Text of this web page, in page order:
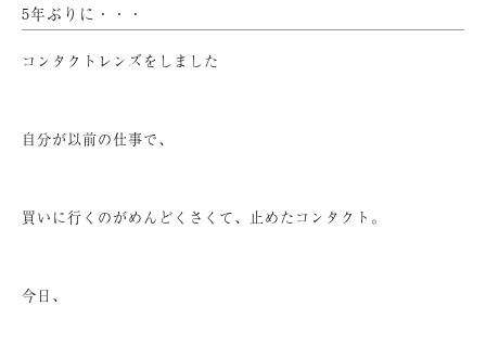
5年ぶりに・・・
コンタクトレンズをしました
自分が以前の仕事で、
買いに行くのがめんどくさくて、止めたコンタクト。
今日、